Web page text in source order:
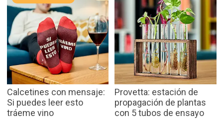
Calcetines con mensaje:
Si puedes leer esto
tráeme vino
Provetta: estación de
propagación de plantas
con 5 tubos de ensayo